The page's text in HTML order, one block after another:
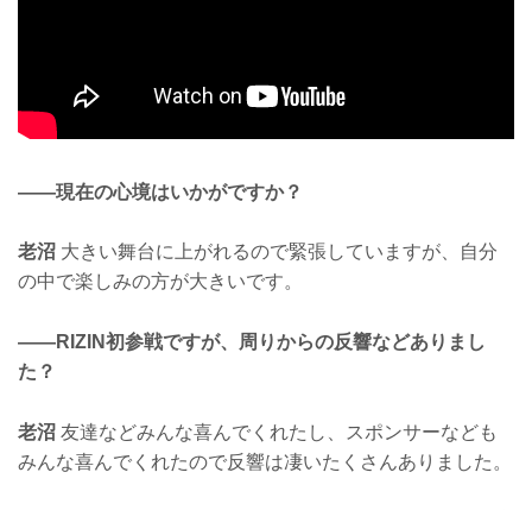
——現在の心境はいかがですか？
老沼 大きい舞台に上がれるので緊張していますが、自分
の中で楽しみの方が大きいです。
——RIZIN初参戦ですが、周りからの反響などありまし
た？
老沼 友達などみんな喜んでくれたし、スポンサーなども
みんな喜んでくれたので反響は凄いたくさんありました。